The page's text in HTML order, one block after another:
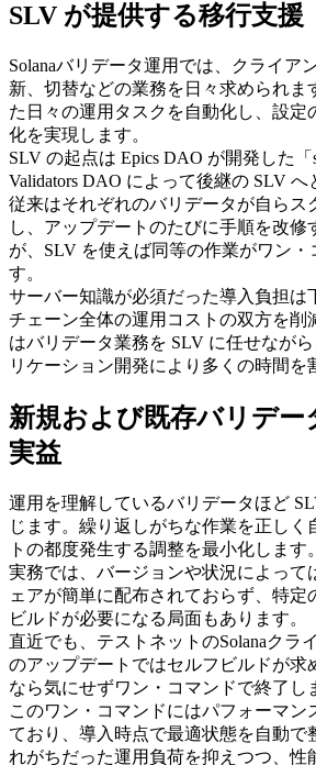
SLV が提供する移行支援
Solanaバリデータ運用では、クライア
新、切替などの業務を日々求められま
た日々の運用タスクを自動化し、設定
化を実現します。
SLV の起点は Epics DAO が開発した「
Validators DAO によって後継の SLV へ
従来はそれぞれのバリデータが自らス
し、アップデートのたびに手順を改修
が、SLV を使えば同等の作業がワン・
す。
サーバー知識が必須だった導入負担は
チェーン全体の運用コストの双方を削
はバリデータ業務を SLV に任せなが
リケーション開発により多くの時間を
新規および既存バリデー
実益
運用を理解しているバリデータほど
じます。繰り返しがちな作業を正しく
トの都度発生する調整を最小化します。
実務では、バージョンや状況によって
ェアが簡単に配布されておらず、特定
ビルドが必要になる局面もあります。
直近でも、テストネットのSolanaクラ
のアップデートではセルフビルドが求
なら気にせずワン・コマンドで終了し
このワン・コマンドにはパフォーマン
ており、導入時点で最適状態を自動で
れがちだった運用負荷を抑えつつ、性